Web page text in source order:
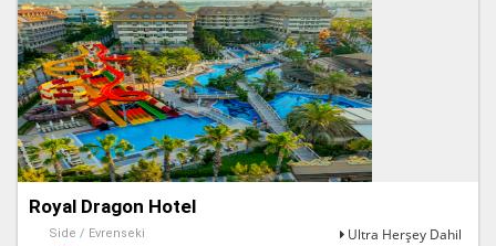
Royal Dragon Hotel
Side / Evrenseki Ultra Herşey Dahil